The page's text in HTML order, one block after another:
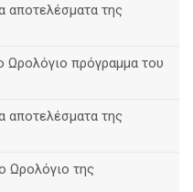
αποτελέσματα της
Ωρολόγιο πρόγραμμα του
αποτελέσματα της
Ωρολόγιο της